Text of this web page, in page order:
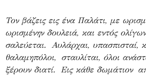
Τον βάζεις εις ένα Παλάτι, με
ωρισμένην δουλειά, και εντός
σαλεύεται. Αυλάρχαι, υπασπισταί,
θαλαμηπόλοι, σταυλίται, όλοι
ξέρουν διατί. Εις κάθε δωμάτιον